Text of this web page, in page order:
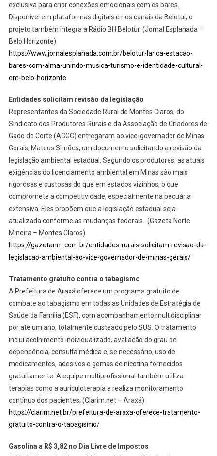
exclusiva para criar conexões emocionais com os bares.
Disponível em plataformas digitais e nos canais da Belotur, o
projeto também integra a Rádio BH Belotur. (Jornal Esplanada –
Belo Horizonte)
https://www.jornalesplanada.com.br/belotur-lanca-estacao-
bares-com-alma-unindo-musica-turismo-e-identidade-cultural-
em-belo-horizonte
Entidades solicitam revisão da legislação
Representantes da Sociedade Rural de Montes Claros, do
Sindicato dos Produtores Rurais e da Associação de Criadores de
Gado de Corte (ACGC) entregaram ao vice-governador de Minas
Gerais, Mateus Simões, um documento solicitando a revisão da
legislação ambiental estadual. Segundo os produtores, as atuais
exigências do licenciamento ambiental em Minas são mais
rigorosas e custosas do que em estados vizinhos, o que
compromete a competitividade, especialmente na pecuária
extensiva. Eles propõem que a legislação estadual seja
atualizada conforme as mudanças federais. (Gazeta Norte
Mineira – Montes Claros)
https://gazetanm.com.br/entidades-rurais-solicitam-revisao-da-
legislacao-ambiental-ao-vice-governador-de-minas-gerais/
Tratamento gratuito contra o tabagismo
A Prefeitura de Araxá oferece um programa gratuito de
combate ao tabagismo em todas as Unidades de Estratégia de
Saúde da Família (ESF), com acompanhamento multidisciplinar
por até um ano, totalmente custeado pelo SUS. O tratamento
inclui acolhimento individualizado, avaliação do grau de
dependência, consulta médica e, se necessário, uso de
medicamentos, adesivos e gomas de nicotina fornecidos
gratuitamente. A equipe multiprofissional também utiliza
terapias como a auriculoterapia e realiza monitoramento
contínuo dos pacientes. (Clarim.net – Araxá)
https://clarim.net.br/prefeitura-de-araxa-oferece-tratamento-
gratuito-contra-o-tabagismo/
Gasolina a R$ 3,82 no Dia Livre de Impostos